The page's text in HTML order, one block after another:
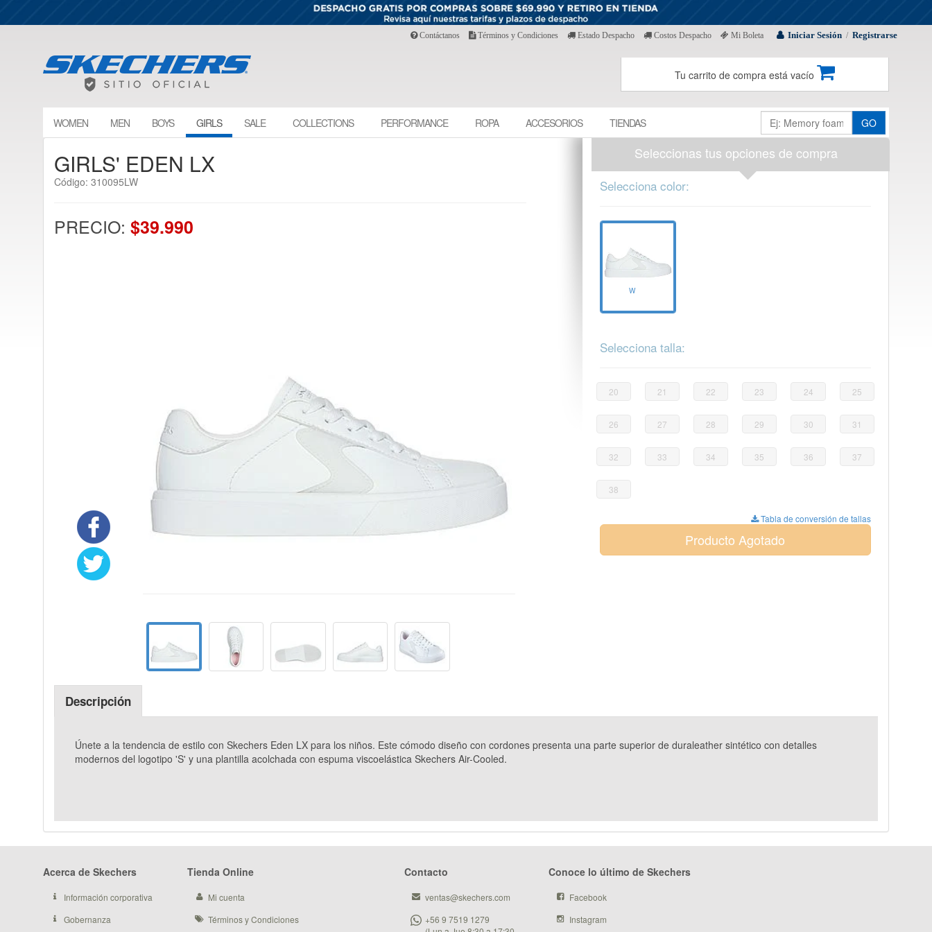
Iniciar Sesión / Registrarse
Contáctanos Términos y Condiciones Estado Despacho Costos Despacho Mi Boleta
Tu carrito de compra está vacío
WOMEN MEN BOYS GIRLS SALE COLLECTIONS PERFORMANCE ROPA ACCESORIOS TIENDAS GO
GIRLS' EDEN LX
Código: 310095LW
PRECIO: $39.990
Seleccionas tus opciones de compra
Selecciona color:
W
Selecciona talla:
20 21 22 23 24 25
26 27 28 29 30 31
32 33 34 35 36 37
38
Tabla de conversión de tallas
Producto Agotado
Descripción
Únete a la tendencia de estilo con Skechers Eden LX para los niños. Este cómodo diseño con cordones presenta una parte superior de duraleather sintético con detalles
modernos del logotipo 'S' y una plantilla acolchada con espuma viscoelástica Skechers Air-Cooled.
Acerca de Skechers
Información corporativa
Gobernanza
Tienda Online
Mi cuenta
Términos y Condiciones
Contacto
ventas@skechers.com
+56 9 7519 1279
Conoce lo último de Skechers
Facebook
Instagram